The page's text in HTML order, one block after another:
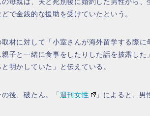
で金銭的な援助を受けていたという。
材に対して「小室さんが海外留学する際に
子と一緒に食事をしたりした話を披露した
明かしていた」と伝えている。
後、破たん。「 週刊女性
」によると、男